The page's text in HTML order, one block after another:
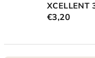
XCELLENT
€3,20